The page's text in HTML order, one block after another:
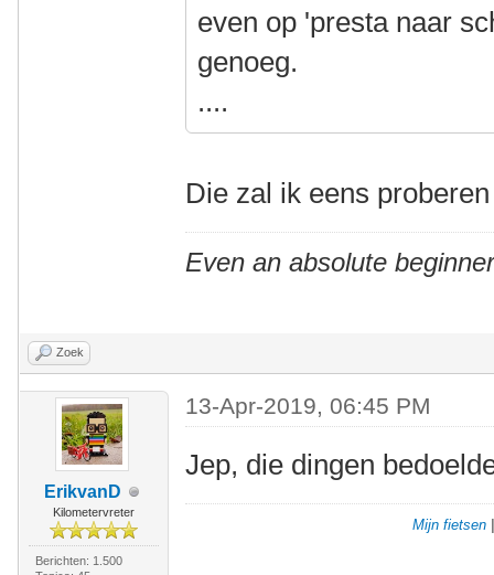
even op 'presta naar
genoeg.
....
Die zal ik eens
Even an absolute
Zoek
ErikvanD
Kilometervreter
Berichten: 1.500
13-Apr-2019, 06:45 PM
Jep, die dingen
Mijn fietsen